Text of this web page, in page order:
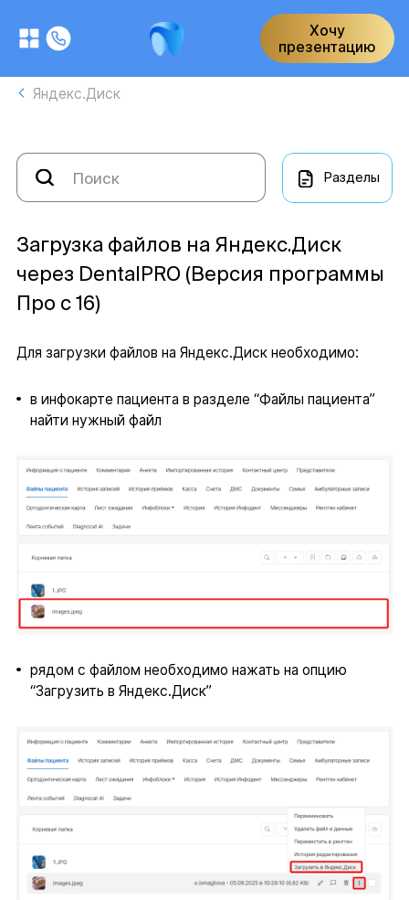
Хочу
презентацию
Яндекс.Диск
Разделы
Загрузка файлов на Яндекс.Диск
через DentalPRO (Версия программы
Про с 16)
Для загрузки файлов на Яндекс.Диск необходимо:
в инфокарте пациента в разделе “Файлы пациента”
найти нужный файл
рядом с файлом необходимо нажать на опцию
“Загрузить в Яндекс.Диск”